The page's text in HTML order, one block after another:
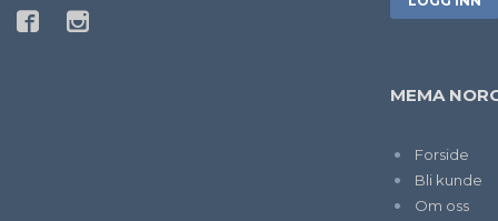
MEMA
Forside
Bli kunde
Om oss